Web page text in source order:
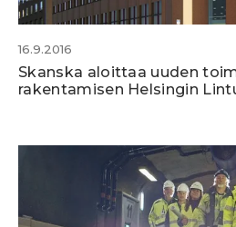
16.9.2016
Skanska aloittaa uuden
rakentamisen Helsingin